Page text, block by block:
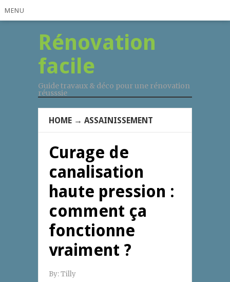
MENU
Rénovation
facile
Guide travaux & déco pour une rénovation
réusssie
HOME → ASSAINISSEMENT
Curage de
canalisation
haute pression :
comment ça
fonctionne
vraiment ?
By:Tilly